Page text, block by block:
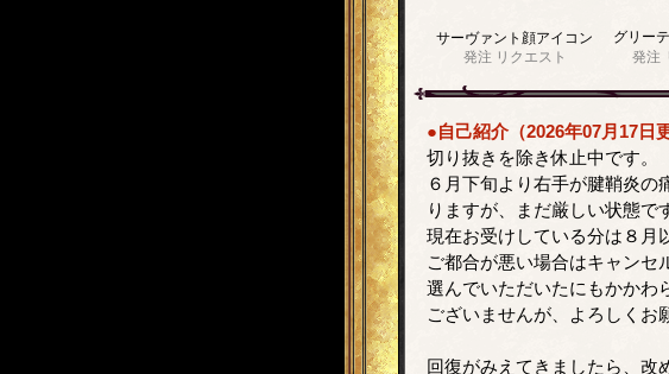
サーヴァント顔アイコン
発注 リクエスト
グリー
発注
●自己紹介（2026年07月17日
切り抜きを除き休止中です。
６月下旬より右手が腱鞘炎の
りますが、まだ厳しい状態で
現在お受けしている分は８月
ご都合が悪い場合はキャンセ
選んでいただいたにもかかわ
ございませんが、よろしくお
回復がみえてきましたら、改